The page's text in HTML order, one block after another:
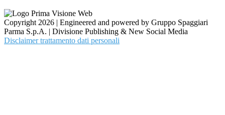
Copyright 2026 | Engineered and powered by Gruppo Spaggiari
Parma S.p.A. | Divisione Publishing & New Social Media
Disclaimer trattamento dati personali